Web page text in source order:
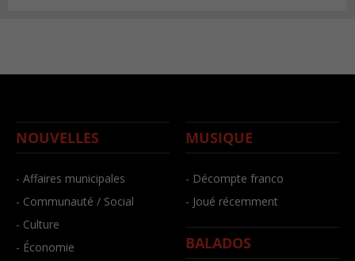
NOUVELLES
- Affaires municipales
- Communauté / Social
- Culture
- Économie
MUSIQUE
- Décompte franco
- Joué récemment
BALADOS